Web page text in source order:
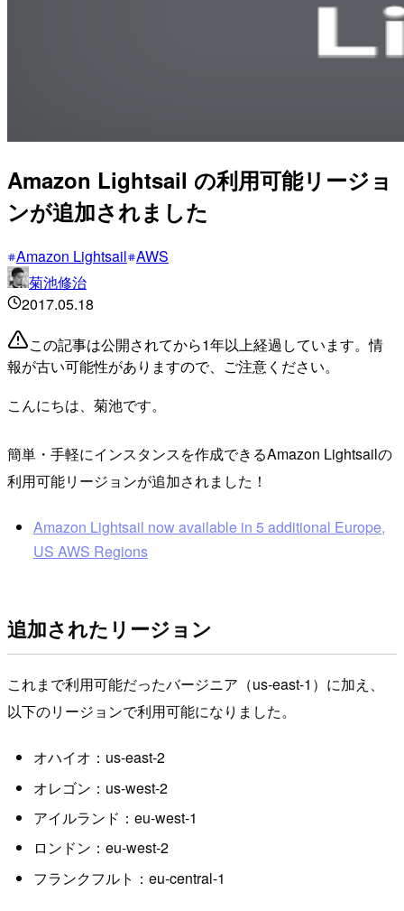
Amazon Lightsail の利用可能リージョ
ンが追加されました
Amazon Lightsail AWS
菊池修治
2017.05.18
この記事は公開されてから1年以上経過しています。情
報が古い可能性がありますので、ご注意ください。
こんにちは、菊池です。
簡単・手軽にインスタンスを作成できるAmazon Lightsailの
利用可能リージョンが追加されました！
Amazon Lightsail now available in 5 additional Europe,
US AWS Regions
追加されたリージョン
これまで利用可能だったバージニア（us-east-1）に加え、
以下のリージョンで利用可能になりました。
オハイオ：us-east-2
オレゴン：us-west-2
アイルランド：eu-west-1
ロンドン：eu-west-2
フランクフルト：eu-central-1